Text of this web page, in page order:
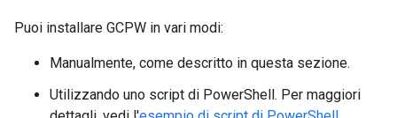
Puoi installare GCPW in vari modi:
Manualmente, come descritto in questa sezione.
Utilizzando uno script di PowerShell. Per maggiori